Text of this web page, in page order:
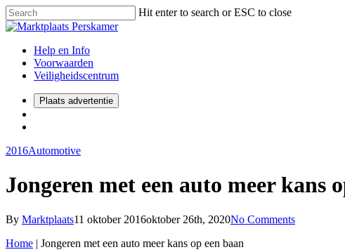
Hit enter to search or ESC to close
Help en Info
Voorwaarden
Veiligheidscentrum
Plaats advertentie
2016Automotive
Jongeren met een auto meer kans
By Marktplaats11 oktober 2016oktober 26th, 2020No Comments
Home | Jongeren met een auto meer kans op een baan